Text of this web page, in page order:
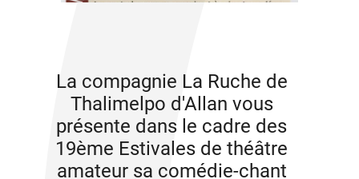
La compagnie La Ruche de
Thalimelpo d'Allan vous
présente dans le cadre des
19ème Estivales de théâtre
amateur sa comédie-chant